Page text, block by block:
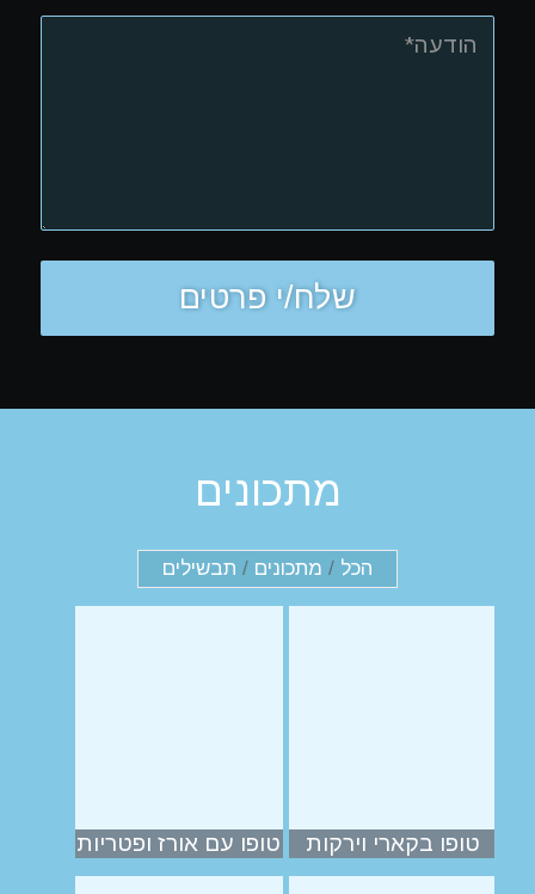
מתכונים
הכל / מתכונים / תבשילים
טופו בקארי וירקות טופו עם אורז ופטריות